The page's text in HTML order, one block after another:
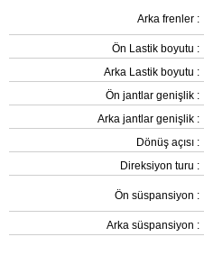
Arka frenler :
Ön Lastik boyutu :
Arka Lastik boyutu :
Ön jantlar genişlik :
Arka jantlar genişlik :
Dönüş açısı :
Direksiyon turu :
Ön süspansiyon :
Arka süspansiyon :